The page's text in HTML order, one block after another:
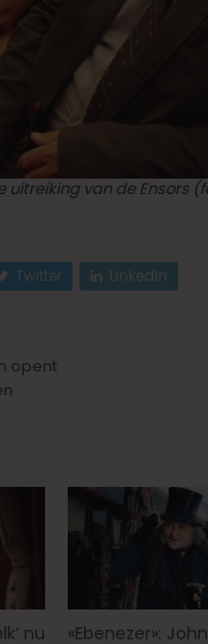
uitreiking van de Ensors
Twitter LinkedIn
opent
nu «Ebenezer»: